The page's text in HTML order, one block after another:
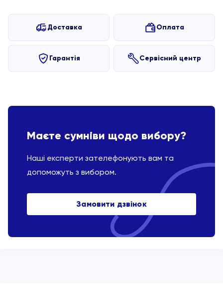
Доставка Оплата
Гарантія Сервісний центр
Маєте сумніви щодо вибору?
Наші експерти зателефонують вам та
допоможуть з вибором.
Замовити дзвінок